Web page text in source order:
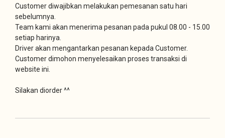
Customer diwajibkan melakukan pemesanan satu hari
sebelumnya.
Team kami akan menerima pesanan pada pukul 08.00 - 15.00
setiap harinya.
Driver akan mengantarkan pesanan kepada Customer.
Customer dimohon menyelesaikan proses transaksi di
website ini.
Silakan diorder ^^